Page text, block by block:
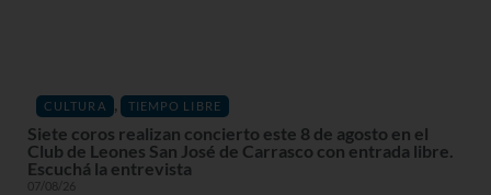
CULTURA , TIEMPO LIBRE
Siete coros realizan concierto este 8 de agosto en el
Club de Leones San José de Carrasco con entrada libre.
Escuchá la entrevista
07/08/26